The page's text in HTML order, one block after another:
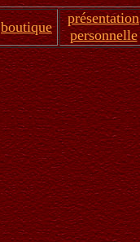
boutique
présentation
personnelle